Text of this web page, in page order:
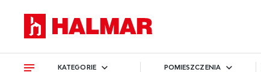
KATEGORIE POMIESZCZENIA